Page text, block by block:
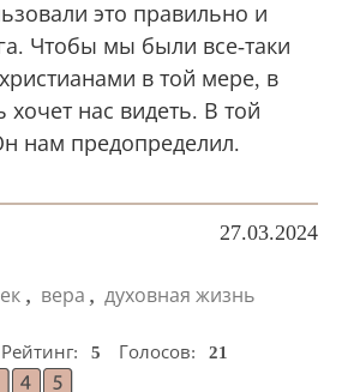
это правильно и
Чтобы мы были все-таки
в той мере, в
хочет нас видеть. В той
нам предопределил.
27.03.2024
, вера , духовная жизнь
Рейтинг: 5 Голосов:
21